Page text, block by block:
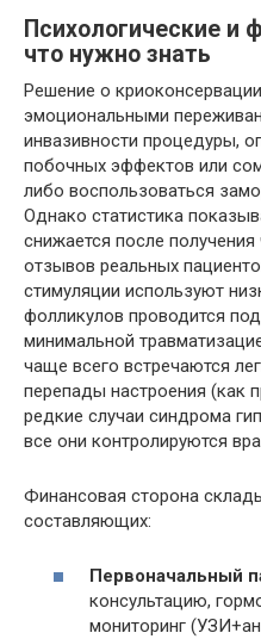
Психологические и
что нужно знать
Решение о
эмоциональными
инвазивности процедуры,
побочных эффектов или
либо воспользоваться
Однако статистика
снижается после
отзывов реальных
стимуляции используют
фолликулов проводится
минимальной
чаще всего встречаются
перепады настроения (как
редкие случаи синдрома
все они контролируются
Финансовая сторона
составляющих:
Первоначальный
консультацию,
мониторинг